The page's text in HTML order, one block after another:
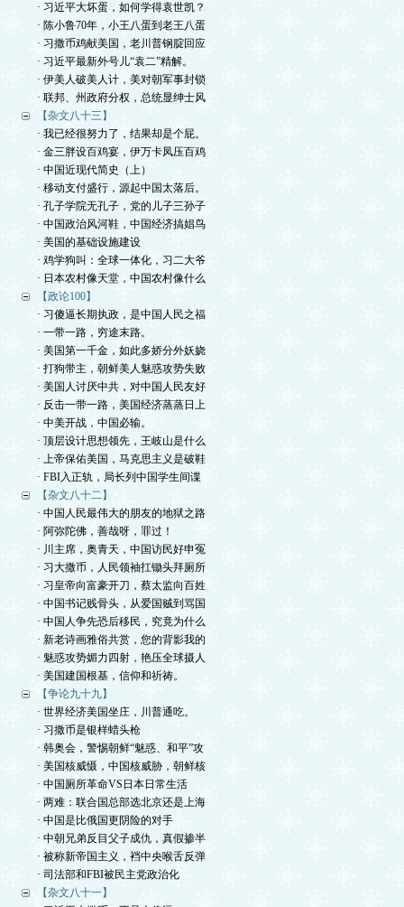
· 习近平大坏蛋，如何学得袁世凯？
· 陈小鲁70年，小王八蛋到老王八蛋
· 习撒币鸡献美国，老川普钢腚回应
· 习近平最新外号儿“袁二”精解。
· 伊美人破美人计，美对朝军事封锁
· 联邦、州政府分权，总统显绅士风
【杂文八十三】
· 我已经很努力了，结果却是个屁。
· 金三胖设百鸡宴，伊万卡凤压百鸡
· 中国近现代简史（上）
· 移动支付盛行，源起中国太落后。
· 孔子学院无孔子，党的儿子三孙子
· 中国政治风河鞋，中国经济搞娼鸟
· 美国的基础设施建设
· 鸡学狗叫：全球一体化，习二大爷
· 日本农村像天堂，中国农村像什么
【政论100】
· 习傻逼长期执政，是中国人民之福
· 一带一路，穷途末路。
· 美国第一千金，如此多娇分外妖娆
· 打狗带主，朝鲜美人魅惑攻势失败
· 美国人讨厌中共，对中国人民友好
· 反击一带一路，美国经济蒸蒸日上
· 中美开战，中国必输。
· 顶层设计思想领先，王岐山是什么
· 上帝保佑美国，马克思主义是破鞋
· FBI入正轨，局长列中国学生间谍
【杂文八十二】
· 中国人民最伟大的朋友的地狱之路
· 阿弥陀佛，善哉呀，罪过！
· 川主席，奥青天，中国访民好申冤
· 习大撒币，人民领袖扛锄头拜厕所
· 习皇帝向富豪开刀，蔡太监向百姓
· 中国书记贱骨头，从爱国贼到骂国
· 中国人争先恐后移民，究竟为什么
· 新老诗画雅俗共赏，您的背影我的
· 魅惑攻势媚力四射，艳压全球摄人
· 美国建国根基，信仰和祈祷。
【争论九十九】
· 世界经济美国坐庄，川普通吃。
· 习撒币是银样蜡头枪
· 韩奥会，警惕朝鲜“魅惑、和平”攻
· 美国核威慑，中国核威胁，朝鲜核
· 中国厕所革命VS日本日常生活
· 两难：联合国总部选北京还是上海
· 中国是比俄国更阴险的对手
· 中朝兄弟反目父子成仇，真假掺半
· 被称新帝国主义，裆中央喉舌反弹
· 司法部和FBI被民主党政治化
【杂文八十一】